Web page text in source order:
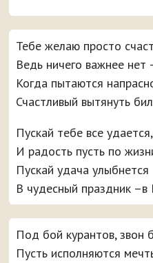
Специально на Новый
придумали и написали кучу
поздравлениями, которые
мобильный телефон прямо с
Тебе желаю просто
Ведь ничего важнее нет
Когда пытаются
Счастливый вытянуть
Пускай тебе все удается,
И радость пусть по
Пускай удача улыбнется
В чудесный праздник
Под бой курантов, звон
Пусть исполняются